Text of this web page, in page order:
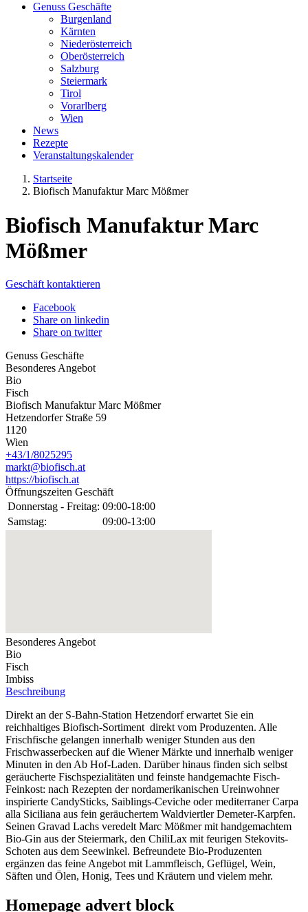
Genuss Geschäfte
Burgenland
Kärnten
Niederösterreich
Oberösterreich
Salzburg
Steiermark
Tirol
Vorarlberg
Wien
News
Rezepte
Veranstaltungskalender
Startseite
Biofisch Manufaktur Marc Mößmer
Biofisch Manufaktur Marc
Mößmer
Geschäft kontaktieren
Facebook
Share on linkedin
Share on twitter
Genuss Geschäfte
Besonderes Angebot
Bio
Fisch
Biofisch Manufaktur Marc Mößmer
Hetzendorfer Straße 59
1120
Wien
+43/1/8025295
markt@biofisch.at
https://biofisch.at
Öffnungszeiten Geschäft
Donnerstag - Freitag: 09:00-18:00
Samstag:
09:00-13:00
Besonderes Angebot
Bio
Fisch
Imbiss
Beschreibung
Direkt an der S-Bahn-Station Hetzendorf erwartet Sie ein
reichhaltiges Biofisch-Sortiment direkt vom Produzenten. Alle
Frischfische gelangen innerhalb weniger Stunden aus den
Frischwasserbecken auf die Wiener Märkte und innerhalb weniger
Minuten in den Ab Hof-Laden. Darüber hinaus finden sich selbst
geräucherte Fischspezialitäten und feinste handgemachte Fisch-
Feinkost: nach Rezepten der nordamerikanischen Ureinwohner
inspirierte CandySticks, Saiblings-Ceviche oder mediterraner Carpa
alla Siciliana aus fein geräuchertem Waldviertler Demeter-Karpfen.
Seinen Gravad Lachs veredelt Marc Mößmer mit handgemachtem
Bio-Gin aus der Steiermark, den ChiliLax mit feurigen Stekovits-
Schoten aus dem Seewinkel. Befreundete Bio-Produzenten
ergänzen das feine Angebot mit Lammfleisch, Geflügel, Wein,
Säften und Ölen, Honig, Tees und Kräutern und vielem mehr.
Homepage advert block